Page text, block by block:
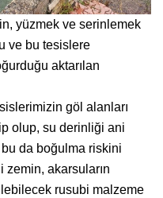
yüzmek ve serinlemek
ve bu tesislere
aktarılan
göl alanları
olup, su derinliği ani
da boğulma riskini
zemin, akarsuların
rusubi malzeme